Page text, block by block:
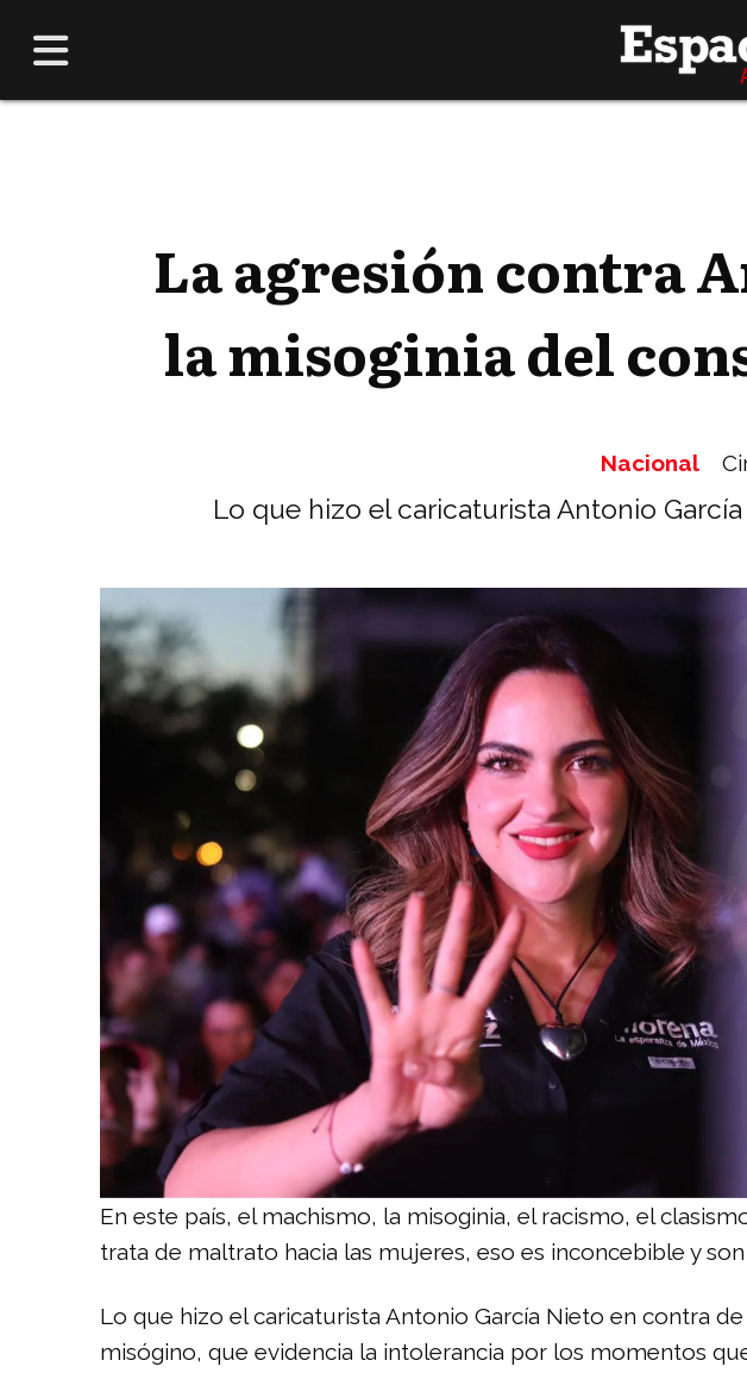
La agresión contra
la misoginia del
Lo que hizo el caricaturista Antonio
Nacional
En este país, el machismo, la misoginia, el racismo, el
trata de maltrato hacia las mujeres, eso es inconcebible y
Lo que hizo el caricaturista Antonio García Nieto en contra
misógino, que evidencia la intolerancia por los momentos